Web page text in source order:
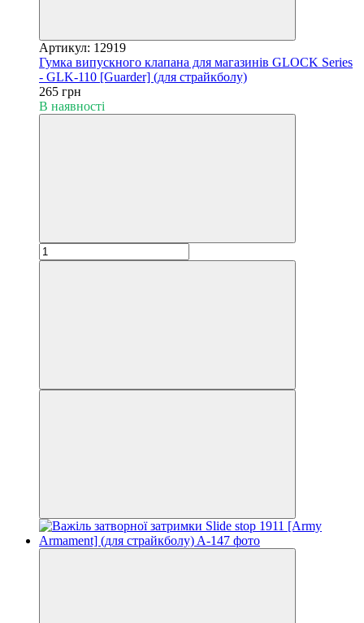
Артикул: 12919
Гумка випускного клапана для магазинів GLOCK Series
- GLK-110 [Guarder] (для страйкболу)
265 грн
В наявності